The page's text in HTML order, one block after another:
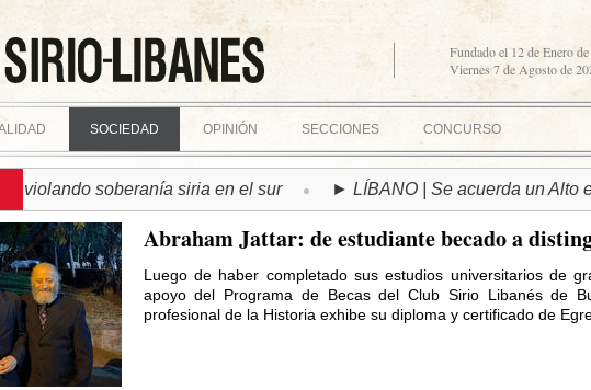
Fundado el 12 de Enero
Viernes 7 de Agosto de
SOCIEDAD OPINIÓN SECCIONES CONCURSO
soberanía siria en el sur ► LÍBANO | Se acuerda un Alto el
Abraham Jattar: de estudiante becado a
Luego de haber completado sus estudios universitarios de
apoyo del Programa de Becas del Club Sirio Libanés de
profesional de la Historia exhibe su diploma y certificado de